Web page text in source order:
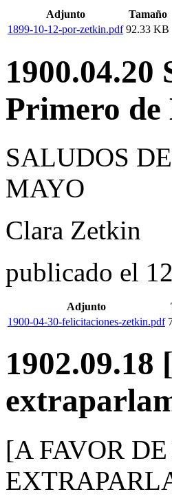
Adjunto
Tamaño
1899-10-12-por-zetkin.pdf 92.33 KB
1900.04.20
Primero de
SALUDOS
MAYO
Clara Zetkin
publicado el
Adjunto
1900-04-30-felicitaciones-zetkin.pdf
1902.09.18
[A FAVOR